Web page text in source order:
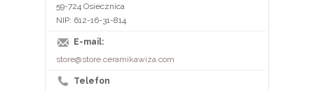
59-724 Osiecznica
NIP: 612-16-31-814
E-mail:
store@store.ceramikawiza.com
Telefon